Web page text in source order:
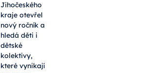
Jihočeského
kraje otevřel
nový ročník a
hledá děti i
dětské
kolektivy,
které vynikají